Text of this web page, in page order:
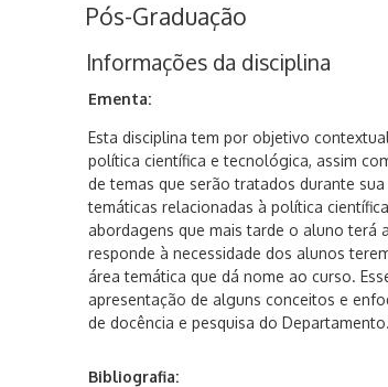
Pós-Graduação
Informações da disciplina
Ementa:
Esta disciplina tem por objetivo
política científica e tecnológica, assim
de temas que serão tratados durante
temáticas relacionadas à política
abordagens que mais tarde o aluno terá
responde à necessidade dos alunos
área temática que dá nome ao curso.
apresentação de alguns conceitos e
de docência e pesquisa do Departamento.
Bibliografia: